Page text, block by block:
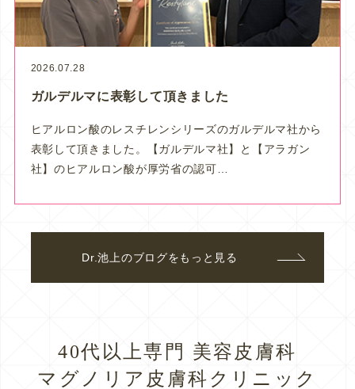
2026.07.28
ガルデルマに表彰して頂きました
ヒアルロン酸のレスチレンシリーズのガルデルマ社から
表彰して頂きました。【ガルデルマ社】と【アラガン
社】のヒアルロン酸が厚労省の認可…
Dr.池上のブログをもっと見る
40代以上専門 美容皮膚科
マグノリア皮膚科クリニック